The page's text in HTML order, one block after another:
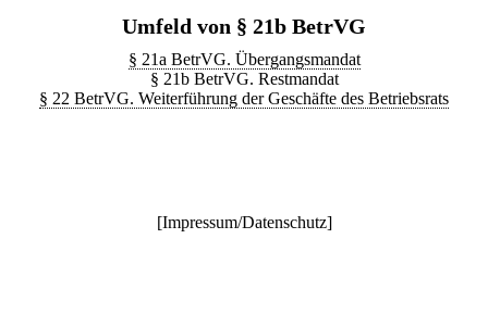
Umfeld von § 21b BetrVG
§ 21a BetrVG. Übergangsmandat
§ 21b BetrVG. Restmandat
§ 22 BetrVG. Weiterführung der Geschäfte des Betriebsrats
[Impressum/Datenschutz]